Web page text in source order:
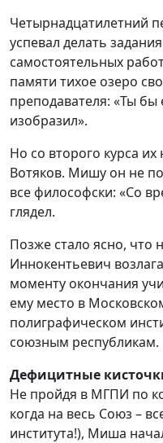
Четырнадцатилетний
успевал делать задания
самостоятельных
памяти тихое озеро
преподавателя: «Ты
изобразил».
Но со второго курса их
Вотяков. Мишу он не
все философски: «Со
глядел.
Позже стало ясно,
Иннокентьевич
моменту окончания
ему место в Московск
полиграфическом
союзным республикам.
Дефицитные
Не пройдя в МГПИ по
когда на весь Союз –
института!), Миша н